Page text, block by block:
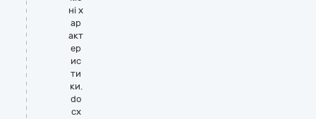
ні х
ар
акт
ер
ис
ти
ки.
do
cx